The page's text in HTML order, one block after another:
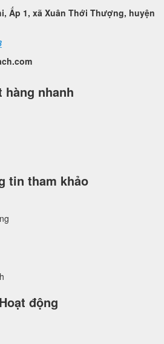
Ấp 1, xã Xuân Thới Thượng, huyện
hàng nhanh
tin tham khảo
Hoạt động